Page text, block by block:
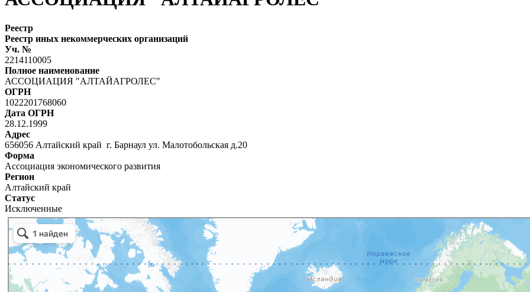
Реестр
Реестр иных некоммерческих организаций
Уч. №
2214110005
Полное наименование
АССОЦИАЦИЯ "АЛТАЙАГРОЛЕС"
ОГРН
1022201768060
Дата ОГРН
28.12.1999
Адрес
656056 Алтайский край г. Барнаул ул. Малотобольская д.20
Форма
Ассоциация экономического развития
Регион
Алтайский край
Статус
Исключенные